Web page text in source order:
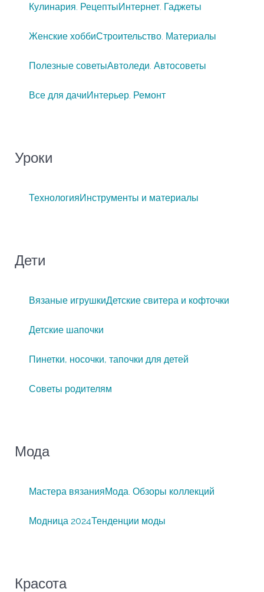
Кулинария. РецептыИнтернет. Гаджеты
Женские хоббиСтроительство. Материалы
Полезные советыАвтоледи. Автосоветы
Все для дачиИнтерьер. Ремонт
Уроки
ТехнологияИнструменты и материалы
Дети
Вязаные игрушкиДетские свитера и кофточки
Детские шапочки
Пинетки, носочки, тапочки для детей
Советы родителям
Мода
Мастера вязанияМода. Обзоры коллекций
Модница 2024Тенденции моды
Красота